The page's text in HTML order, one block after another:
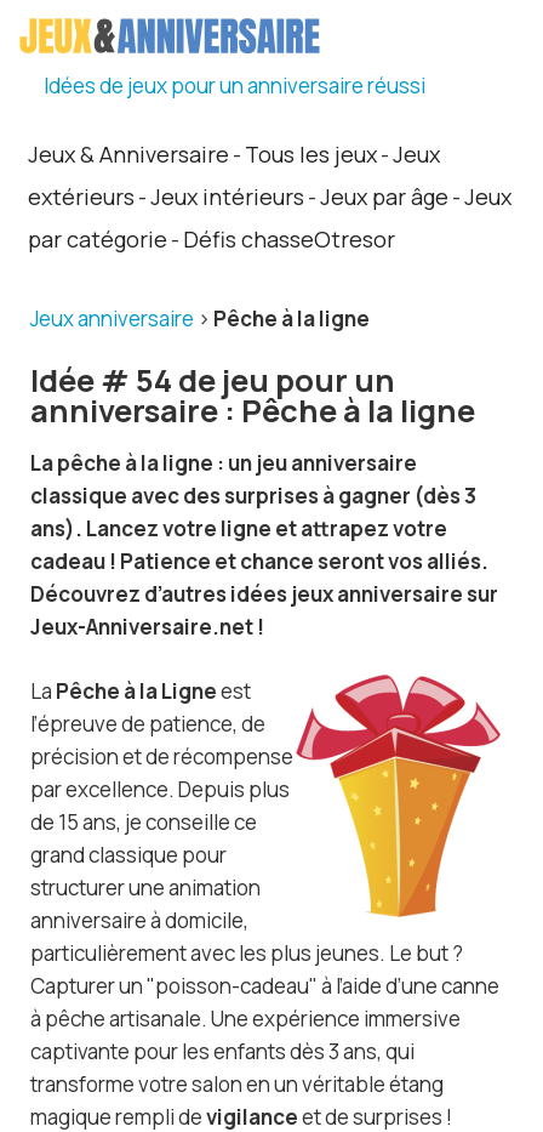
Idées de jeux pour un anniversaire réussi
Jeux & Anniversaire - Tous les jeux-Jeux
extérieurs -Jeux intérieurs -Jeux par âge -Jeux
par catégorie - Défis chasseOtresor
Jeux anniversaire > Pêche à la ligne
Idée # 54 de jeu pour un
anniversaire : Pêche à la ligne
La pêche à la ligne : un jeu anniversaire
classique avec des surprises à gagner (dès 3
ans). Lancez votre ligne et attrapez votre
cadeau ! Patience et chance seront vos alliés.
Découvrez d’autres idées jeux anniversaire sur
Jeux-Anniversaire.net !
La Pêche à la Ligneest
l’épreuve de patience, de
précision et de récompense
par excellence. Depuis plus
de 15 ans, je conseille ce
grand classique pour
structurer une animation
anniversaire à domicile,
particulièrement avec les plus jeunes. Le but ?
Capturer un "poisson-cadeau" à l’aide d’une canne
à pêche artisanale. Une expérience immersive
captivante pour les enfants dès 3 ans, qui
transforme votre salon en un véritable étang
magique rempli devigilanceet de surprises !